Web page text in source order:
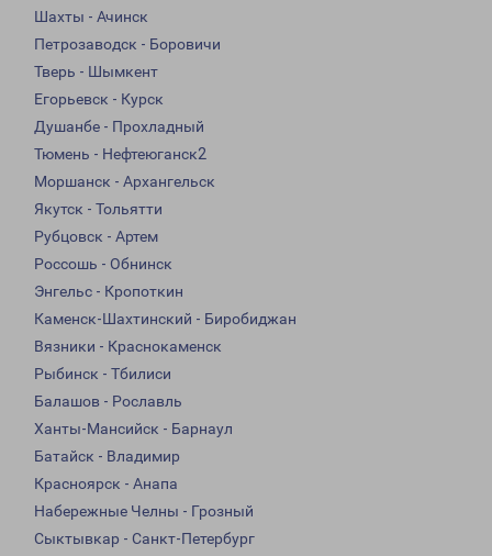
Шахты - Ачинск
Петрозаводск - Боровичи
Тверь - Шымкент
Егорьевск - Курск
Душанбе - Прохладный
Тюмень - Нефтеюганск2
Моршанск - Архангельск
Якутск - Тольятти
Рубцовск - Артем
Россошь - Обнинск
Энгельс - Кропоткин
Каменск-Шахтинский - Биробиджан
Вязники - Краснокаменск
Рыбинск - Тбилиси
Балашов - Рославль
Ханты-Мансийск - Барнаул
Батайск - Владимир
Красноярск - Анапа
Набережные Челны - Грозный
Сыктывкар - Санкт-Петербург